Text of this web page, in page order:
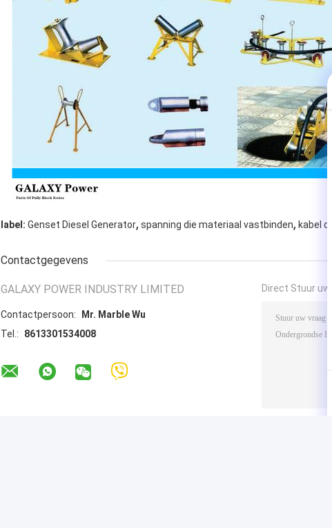
label: Genset Diesel Generator, spanning die materiaal vastbinden, kabel
Contactgegevens
GALAXY POWER INDUSTRY LIMITED
Contactpersoon:
Mr. Marble Wu
Tel.:
8613301534008
Direct Stuur uw